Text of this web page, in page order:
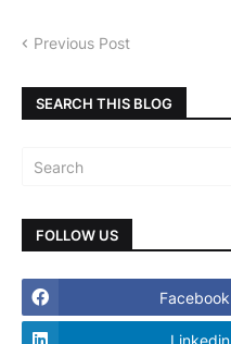
Previous Post
SEARCH THIS BLOG
FOLLOW US
Facebook
Linkedin